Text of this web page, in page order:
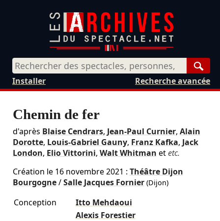
Recherche avancée
Installer
Chemin de fer
d'après Blaise Cendrars, Jean-Paul Curnier, Alain
Dorotte, Louis-Gabriel Gauny, Franz Kafka, Jack
London, Elio Vittorini, Walt Whitman etetc.
Création le 16 novembre 2021 : Théâtre Dijon
Bourgogne/Salle Jacques Fornier(Dijon)
Conception
Itto Mehdaoui
Alexis Forestier